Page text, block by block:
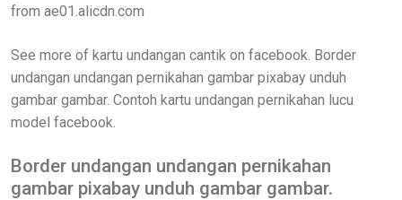
from ae01.alicdn.com
See more of kartu undangan cantik on facebook. Border
undangan undangan pernikahan gambar pixabay unduh
gambar gambar. Contoh kartu undangan pernikahan lucu
model facebook.
Border undangan undangan pernikahan
gambar pixabay unduh gambar gambar.